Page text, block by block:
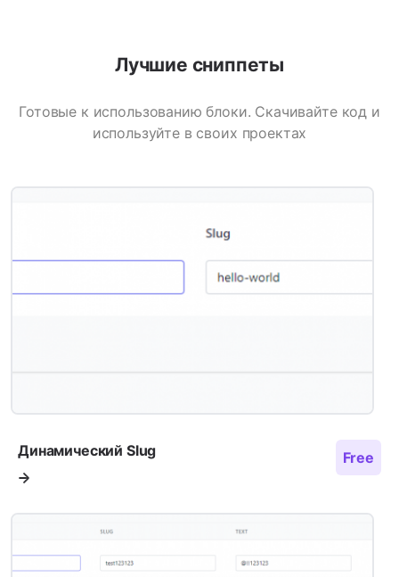
Лучшие сниппеты
Готовые к использованию блоки. Скачивайте код и
используйте в своих проектах
Динамический Slug Free